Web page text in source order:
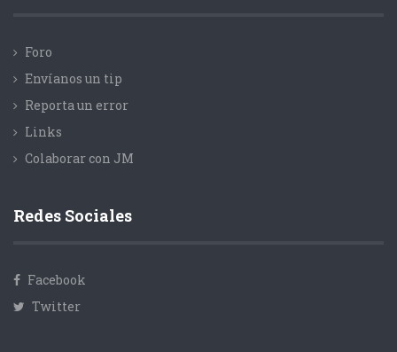
Foro
Envíanos un tip
Reporta un error
Links
Colaborar con JM
Redes Sociales
Facebook
Twitter